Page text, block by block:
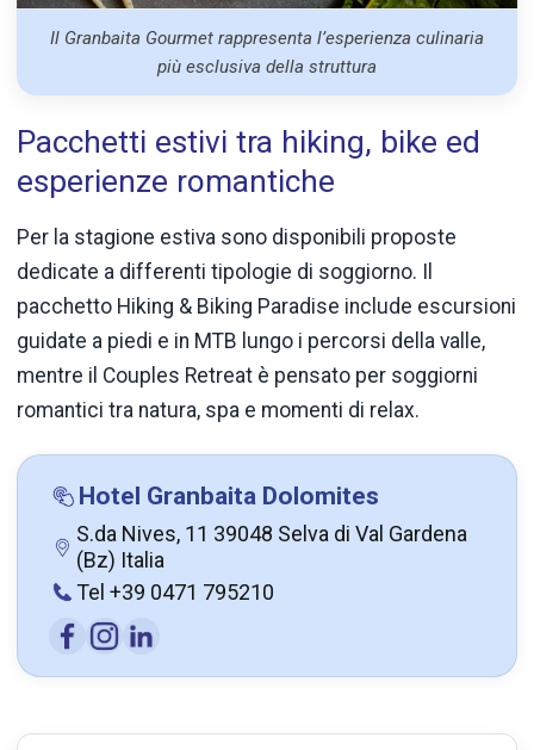
Il Granbaita Gourmet rappresenta l’esperienza culinaria
più esclusiva della struttura
Pacchetti estivi tra hiking, bike ed
esperienze romantiche
Per la stagione estiva sono disponibili proposte
dedicate a differenti tipologie di soggiorno. Il
pacchetto Hiking & Biking Paradise include escursioni
guidate a piedi e in MTB lungo i percorsi della valle,
mentre il Couples Retreat è pensato per soggiorni
romantici tra natura, spa e momenti di relax.
Hotel Granbaita Dolomites
S.da Nives, 11 39048 Selva di Val Gardena
(Bz) Italia
Tel +39 0471 795210